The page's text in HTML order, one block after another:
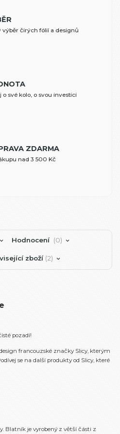
výběr čirých fólií a designů
o své kolo, o svou investici
ZDARMA
nad 3 500 Kč
Hodnocení 0
zboží 2
pozadí!
francouzské značky Slicy, kterým
se na další produkty od Slicy, které
Blatník je vyrobený z větší části z